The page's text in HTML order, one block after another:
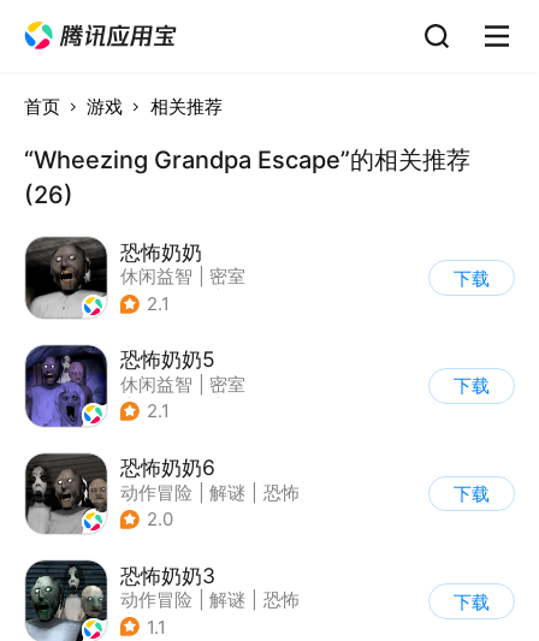
首页 游戏 相关推荐
“Wheezing Grandpa Escape”的相关推荐
(26)
恐怖奶奶
休闲益智
密室
| 恐怖奶奶
2.1
下载
恐怖奶奶5
休闲益智
密室
| 恐怖奶奶
2.1
下载
恐怖奶奶6
动作冒险 解谜
恐怖
| 恐怖奶奶
2.0
下载
恐怖奶奶3
动作冒险 解谜
恐怖
| 恐怖奶奶
1.1
下载